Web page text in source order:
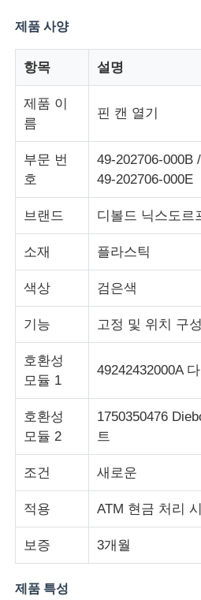
홈
동영상
회사 소개
공장 투어
연락처
뉴스
모든 케이스
견적 요청
제품 사양
항목 설명
제품 이
름
핀 캔 열기
부문 번
호
49-202706-000B
49-202706-000E
브랜드 디볼드 닉스도르
소재 플라스틱
색상 검은색
기능 고정 및 위치 구
호환성
모듈 1
49242432000A
호환성
모듈 2
1750350476
트
조건 새로운
적용 ATM 현금 처리
보증 3개월
제품 특성